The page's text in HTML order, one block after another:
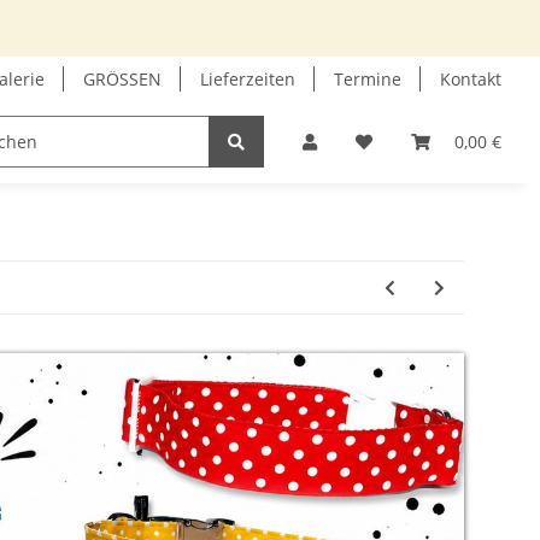
GRÖSSEN Lieferzeiten Termine Kontakt
0,00 €
GUTSCHEIN INFOECKE